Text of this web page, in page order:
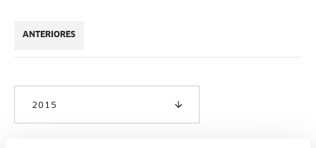
ANTERIORES
2015